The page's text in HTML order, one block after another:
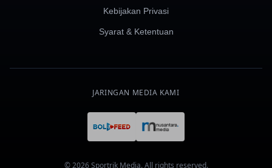
Kebijakan Privasi
Syarat & Ketentuan
JARINGAN MEDIA KAMI
© 2026 Sportrik Media. All rights reserved.